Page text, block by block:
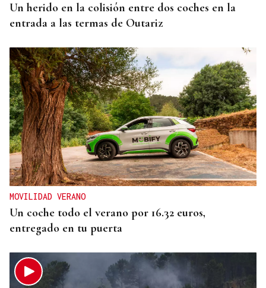
Un herido en la colisión entre dos coches en la
entrada a las termas de Outariz
MOVILIDAD VERANO
Un coche todo el verano por 16.32 euros,
entregado en tu puerta